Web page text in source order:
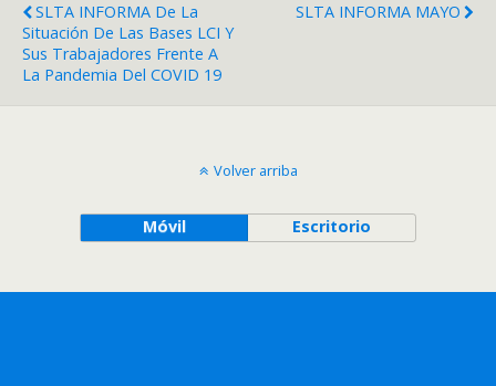
SLTA INFORMA De La
Situación De Las Bases LCI Y
Sus Trabajadores Frente A
La Pandemia Del COVID 19
SLTA INFORMA MAYO
Volver arriba
Móvil Escritorio